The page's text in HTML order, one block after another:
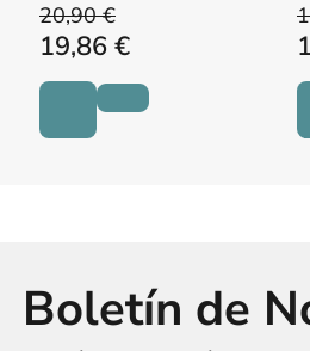
20,90 €
19,86 €
Boletín de